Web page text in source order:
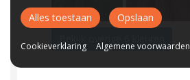
Alles toestaan Opslaan
Cookieverklaring Algemene voorwaarden